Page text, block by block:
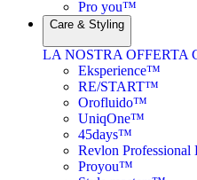
Pro you™
Care & Styling
LA NOSTRA OFFERTA
Eksperience™
RE/START™
Orofluido™
UniqOne™
45days™
Revlon
Proyou™